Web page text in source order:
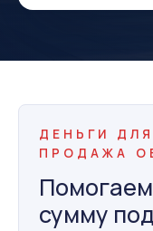
ДЕНЬГИ
ПРОДАЖА
сумму